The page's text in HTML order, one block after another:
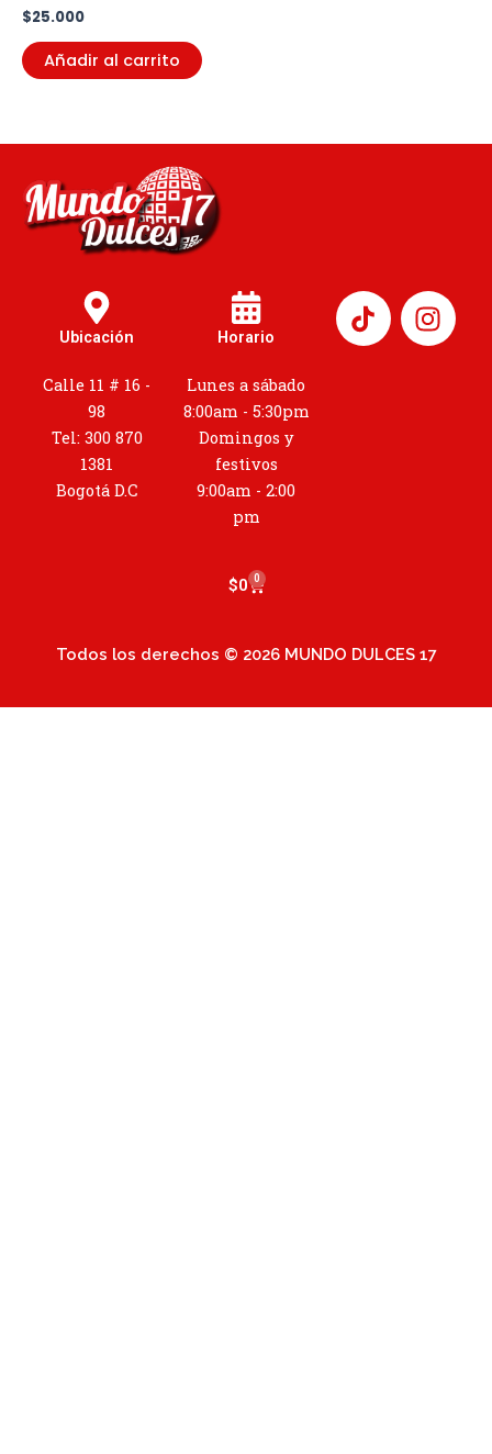
$25.000
Añadir al carrito
Ubicación
Calle 11 # 16 -
98
Tel: 300 870
1381
Bogotá D.C
Horario
Lunes a sábado
8:00am - 5:30pm
Domingos y
festivos
9:00am - 2:00
pm
I
n
s
$0 0
Cart
Todos los derechos © 2026 MUNDO DULCES 17